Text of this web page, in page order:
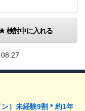
検討中に入れる
）未経験9割＊約1年